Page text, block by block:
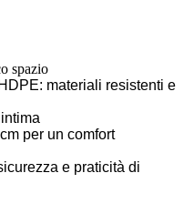
spazio
materiali resistenti e
per un comfort
e praticità di